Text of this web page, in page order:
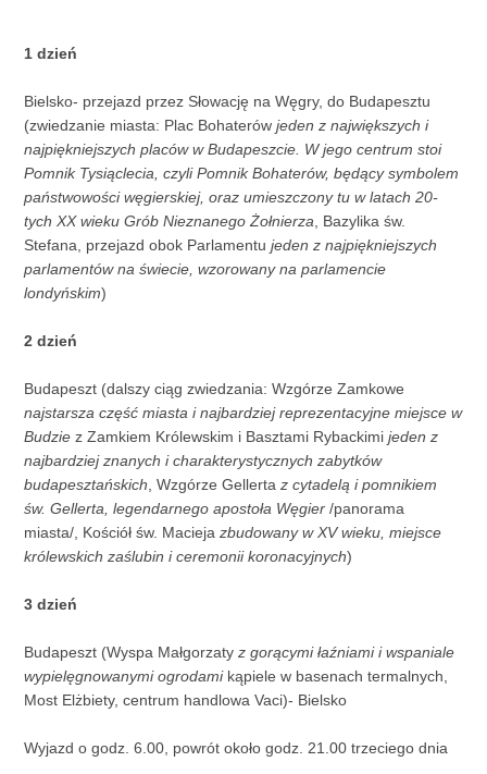
1 dzień
Bielsko- przejazd przez Słowację na Węgry, do Budapesztu
(zwiedzanie miasta: Plac Bohaterówjeden z największych i
najpiękniejszych placów w Budapeszcie. W jego centrum stoi
Pomnik Tysiąclecia, czyli Pomnik Bohaterów, będący symbolem
państwowości węgierskiej, oraz umieszczony tu w latach 20-
tych XX wieku Grób Nieznanego Żołnierza, Bazylika św.
Stefana, przejazd obok Parlamentujeden z najpiękniejszych
parlamentów na świecie, wzorowany na parlamencie
londyńskim)
2 dzień
Budapeszt (dalszy ciąg zwiedzania: Wzgórze Zamkowe
najstarsza część miasta i najbardziej reprezentacyjne miejsce w
Budzie z Zamkiem Królewskim i Basztami Rybackimijeden z
najbardziej znanych i charakterystycznych zabytków
budapesztańskich, Wzgórze Gellertaz cytadelą i pomnikiem
św. Gellerta, legendarnego apostoła Węgier /panorama
miasta/, Kościół św. Maciejazbudowany w XV wieku, miejsce
królewskich zaślubin i ceremonii koronacyjnych)
3 dzień
Budapeszt (Wyspa Małgorzatyz gorącymi łaźniami i wspaniale
wypielęgnowanymi ogrodamikąpiele w basenach termalnych,
Most Elżbiety, centrum handlowa Vaci)- Bielsko
Wyjazd o godz. 6.00, powrót około godz. 21.00 trzeciego dnia